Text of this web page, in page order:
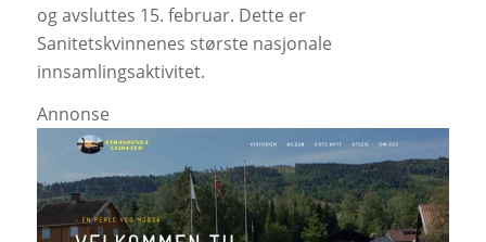
og avsluttes 15. februar. Dette er
Sanitetskvinnenes største nasjonale
innsamlingsaktivitet.
Annonse